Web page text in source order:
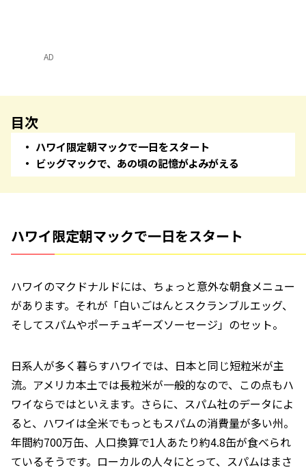
AD
目次
ハワイ限定朝マックで一日をスタート
ビッグマックで、あの頃の記憶がよみがえる
ハワイ限定朝マックで一日をスタート
ハワイのマクドナルドには、ちょっと意外な朝食メニュー
があります。それが「白いごはんとスクランブルエッグ、
そしてスパムやポーチュギーズソーセージ」のセット。
日系人が多く暮らすハワイでは、日本と同じ短粒米が主
流。アメリカ本土では長粒米が一般的なので、この点もハ
ワイならではといえます。さらに、スパム社のデータによ
ると、ハワイは全米でもっともスパムの消費量が多い州。
年間約700万缶、人口換算で1人あたり約4.8缶が食べられ
ているそうです。ローカルの人々にとって、スパムはまさ